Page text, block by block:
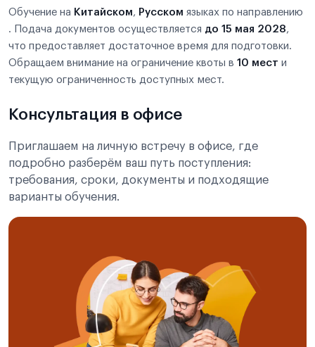
Обучение на Китайском, Русском языках по направлению
. Подача документов осуществляется до 15 мая 2028,
что предоставляет достаточное время для подготовки.
Обращаем внимание на ограничение квоты в 10 мест и
текущую ограниченность доступных мест.
Консультация в офисе
Приглашаем на личную встречу в офисе, где
подробно разберём ваш путь поступления:
требования, сроки, документы и подходящие
варианты обучения.